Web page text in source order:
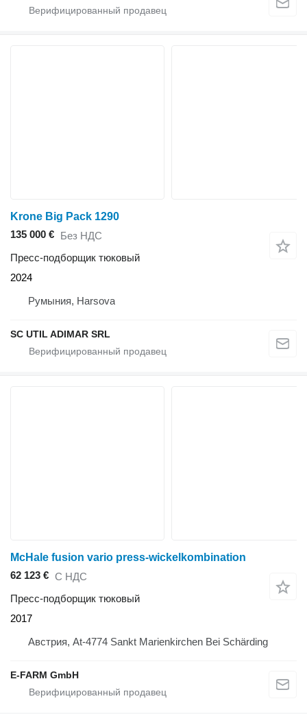
Krone Big Pack 1290
135 000 € Без НДС
Пресс-подборщик тюковый
2024
Румыния, Harsova
SC UTIL ADIMAR SRL
McHale fusion vario press-wickelkombination
62 123 € С НДС
Пресс-подборщик тюковый
2017
Австрия, At-4774 Sankt Marienkirchen Bei Schärding
E-FARM GmbH